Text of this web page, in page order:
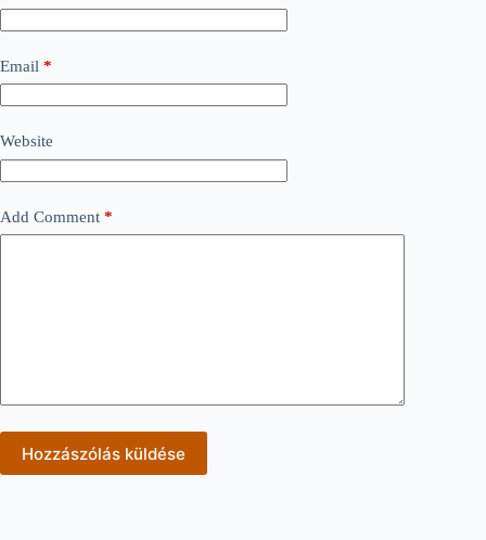
Email *
Website
Add Comment *
Hozzászólás küldése